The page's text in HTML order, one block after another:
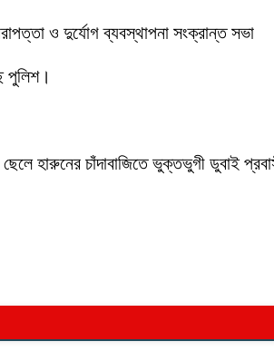
ও দুর্যোগ ব্যবস্থাপনা সংক্রান্ত সভা
পুলিশ।
হারুনের চাঁদাবাজিতে ভুক্তভুগী ডুবাই